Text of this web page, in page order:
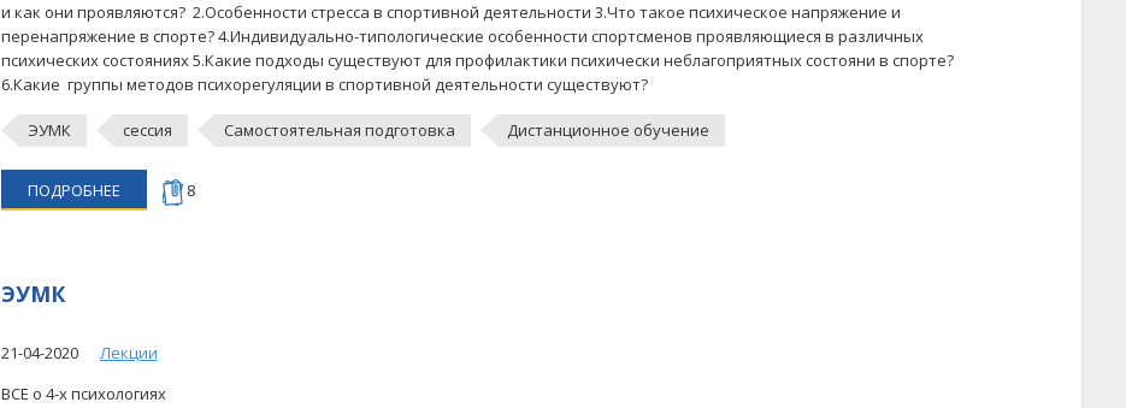
и как они проявляются? 2.Особенности стресса в спортивной деятельности 3.Что такое психическое напряжение и
перенапряжение в спорте? 4.Индивидуально-типологические особенности спортсменов проявляющиеся в различных
психических состояниях 5.Какие подходы существуют для профилактики психически неблагоприятных состояни в спорте?
6.Какие группы методов психорегуляции в спортивной деятельности существуют?
ЭУМК сессия Самостоятельная подготовка Дистанционное обучение
ПОДРОБНЕЕ 8
ЭУМК
21-04-2020
Лекции
ВСЕ о 4-х психологиях